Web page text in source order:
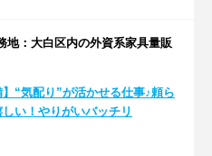
地：大白区内の外資系家具量販
】“気配り”が活かせる仕事♪頼ら
い！やりがいバッチリ